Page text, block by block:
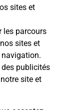
sites et
les parcours
sites et
des publicités
site et
à 09h00